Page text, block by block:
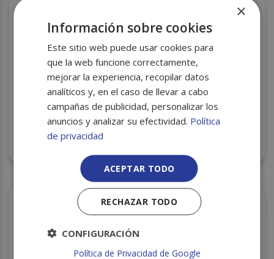
BOLSA DE VACIO 170X250 C/1000
×
Información sobre cookies
Este sitio web puede usar cookies para
que la web funcione correctamente,
mejorar la experiencia, recopilar datos
analíticos y, en el caso de llevar a cabo
campañas de publicidad, personalizar los
anuncios y analizar su efectividad. Política
de privacidad
ACEPTAR TODO
RECHAZAR TODO
CONFIGURACIÓN
Política de Privacidad de Google